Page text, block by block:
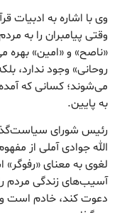
وی با اشاره به ادبیات
وقتی پیامبران را به
«ناصح» و «امین» بهره
روحانی» وجود ندارد،
می‌شوند؛ کسانی که
به پایین.
رئیس شورای
الله جوادی آملی از
لغوی به معنای
آسیب‌های زندگی مردم
دعوت کند، خادم است و